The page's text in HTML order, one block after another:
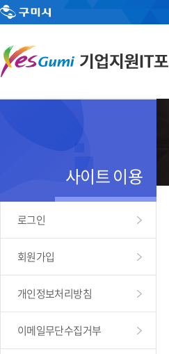
사이트 이용
로그인
회원가입
개인정보처리방침
이메일무단수집거부